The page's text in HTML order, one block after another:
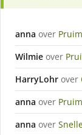
anna over
Wilmie over
HarryLohr over
anna over
anna over